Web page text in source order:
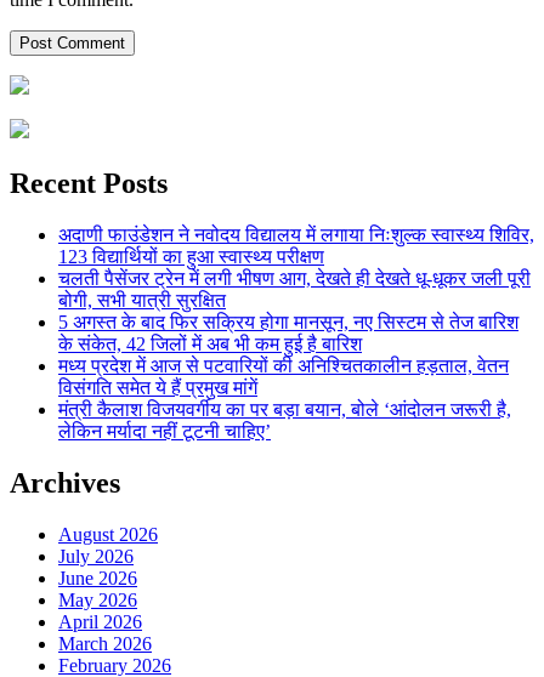
Recent Posts
अदाणी फाउंडेशन ने नवोदय विद्यालय में लगाया निःशुल्क स्वास्थ्य शिविर,
123 विद्यार्थियों का हुआ स्वास्थ्य परीक्षण
चलती पैसेंजर ट्रेन में लगी भीषण आग, देखते ही देखते धू-धूकर जली पूरी
बोगी, सभी यात्री सुरक्षित
5 अगस्त के बाद फिर सक्रिय होगा मानसून, नए सिस्टम से तेज बारिश
के संकेत, 42 जिलों में अब भी कम हुई है बारिश
मध्य प्रदेश में आज से पटवारियों की अनिश्चितकालीन हड़ताल, वेतन
विसंगति समेत ये हैं प्रमुख मांगें
मंत्री कैलाश विजयवर्गीय का पर बड़ा बयान, बोले ‘आंदोलन जरूरी है,
लेकिन मर्यादा नहीं टूटनी चाहिए’
Archives
August 2026
July 2026
June 2026
May 2026
April 2026
March 2026
February 2026